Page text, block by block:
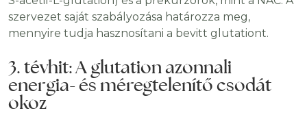
szervezet saját szabályozása határozza meg,
mennyire tudja hasznosítani a bevitt glutationt.
3. tévhit: A glutation azonnali
energia- és méregtelenítő csodát
okoz